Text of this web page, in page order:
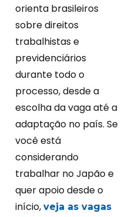
orienta brasileiros
sobre direitos
trabalhistas e
previdenciários
durante todo o
processo, desde a
escolha da vaga até a
adaptação no país. Se
você está
considerando
trabalhar no Japão e
quer apoio desde o
início, veja as vagas